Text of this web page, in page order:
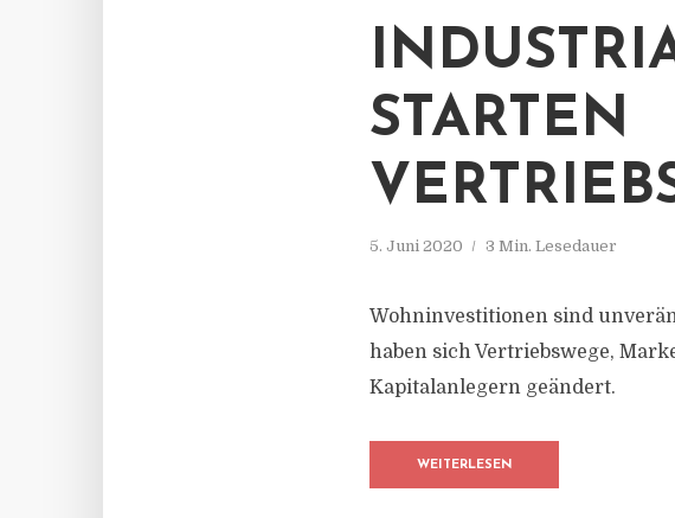
STARTEN
5. Juni 2020 3 Min. Lesedauer
Wohninvestitionen sind
haben sich Vertriebswege,
Kapitalanlegern geändert.
WEITERLESEN